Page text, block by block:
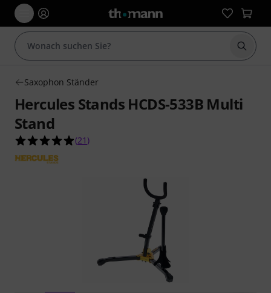
Suche
Saxophon Ständer
Hercules Stands HCDS-533B Multi
Stand
4.9 von 5 Sternen aus 21 Kundenbewertungen
(21 )